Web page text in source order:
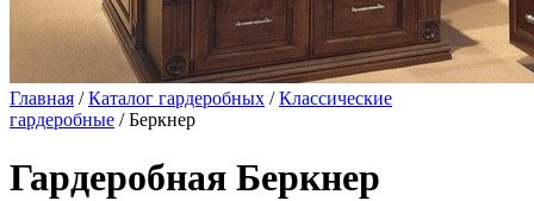
Главная /Каталог гардеробных /Классические
гардеробные / Беркнер
Гардеробная Беркнер